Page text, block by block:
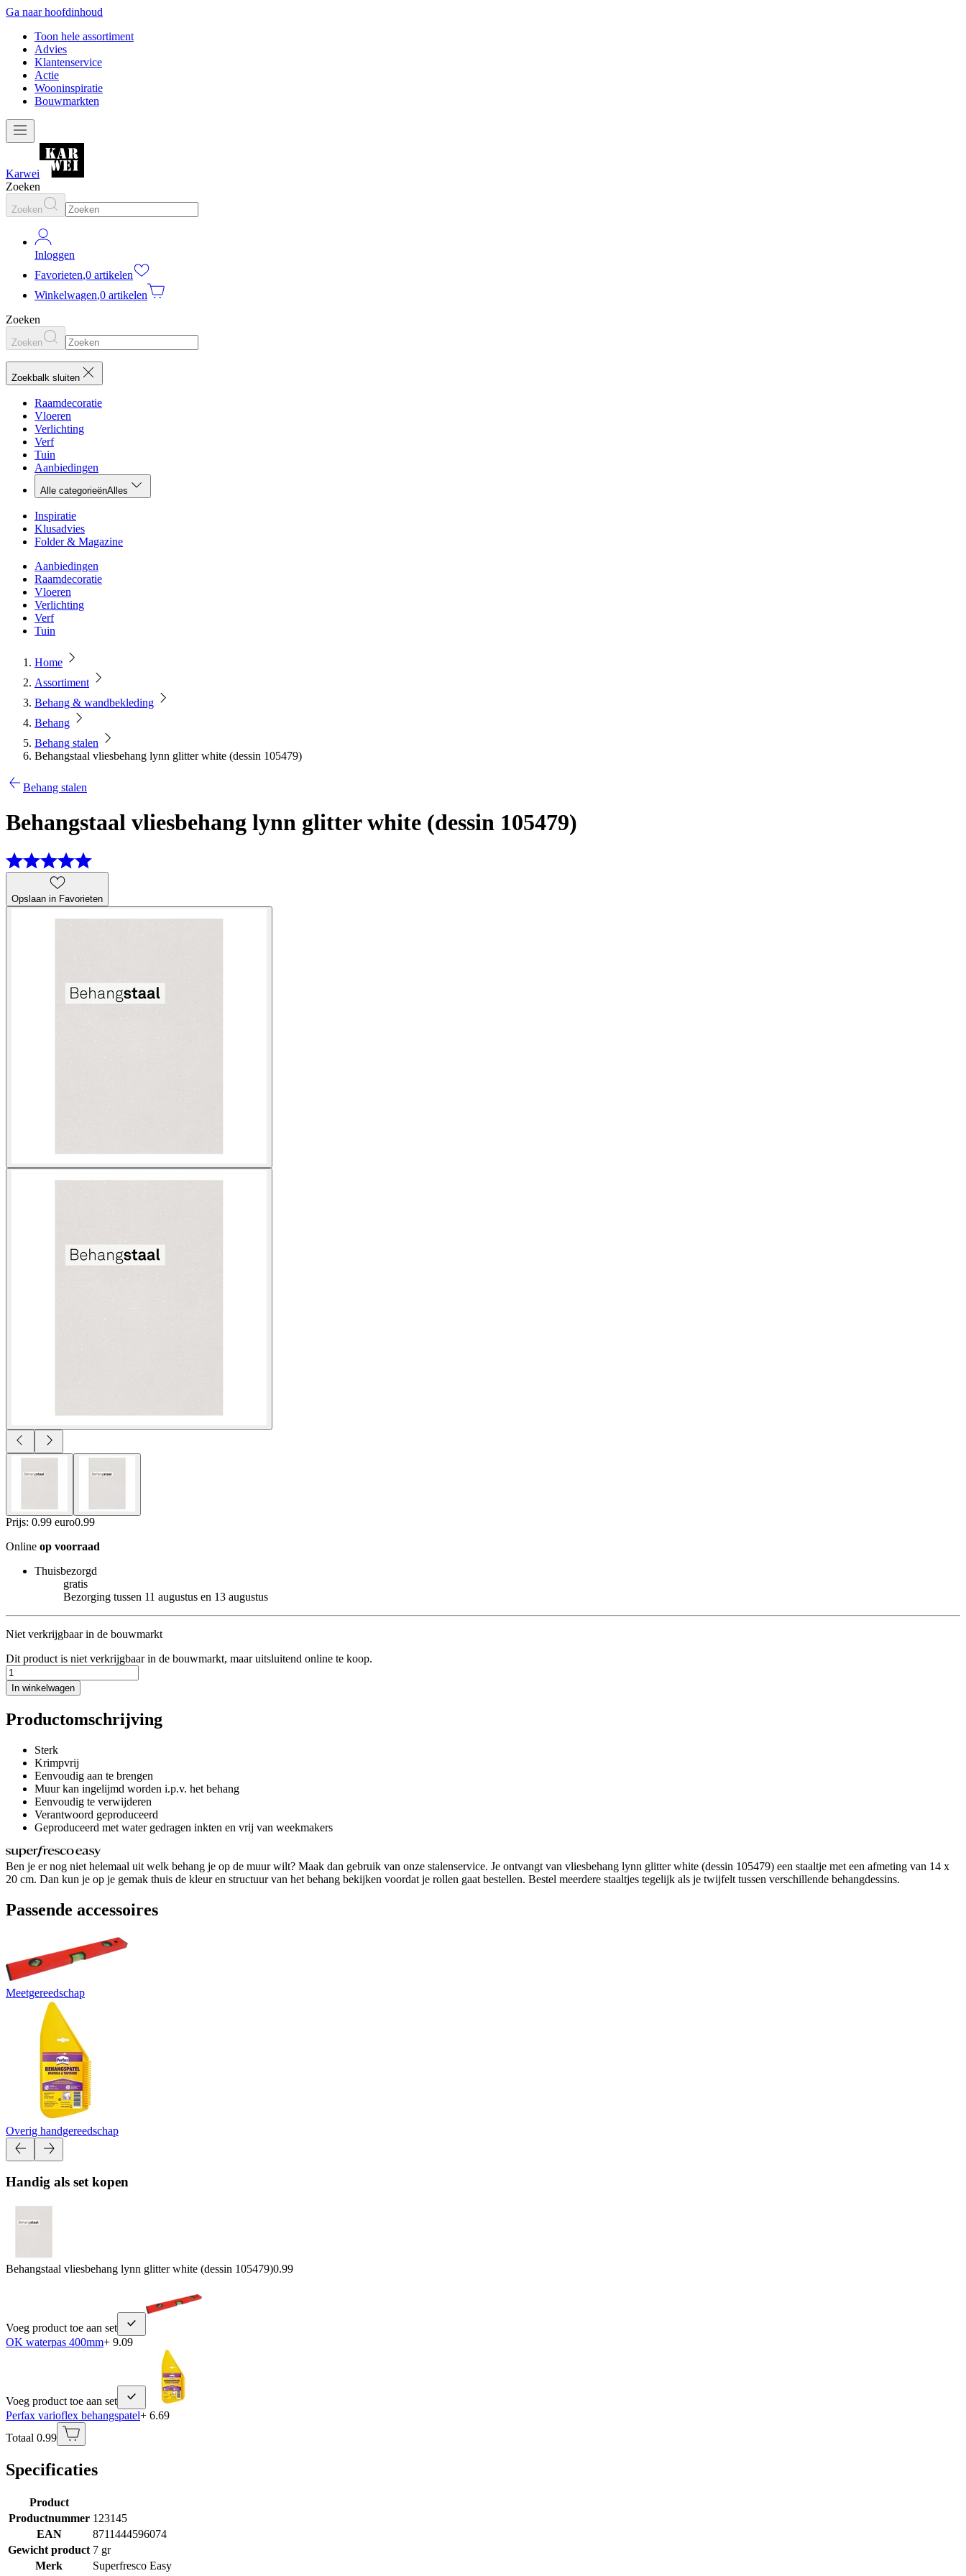
Ga naar hoofdinhoud
Toon hele assortiment
Advies
Klantenservice
Actie
Wooninspiratie
Bouwmarkten
Karwei
Zoeken
Zoeken
Inloggen
Favorieten,0 artikelen
Winkelwagen,0 artikelen
Zoeken
Zoeken
Zoekbalk sluiten
Raamdecoratie
Vloeren
Verlichting
Verf
Tuin
Aanbiedingen
Alle categorieënAlles
Inspiratie
Klusadvies
Folder & Magazine
Aanbiedingen
Raamdecoratie
Vloeren
Verlichting
Verf
Tuin
Home
Assortiment
Behang & wandbekleding
Behang
Behang stalen
Behangstaal vliesbehang lynn glitter white (dessin 105479)
Behang stalen
Behangstaal vliesbehang lynn glitter white (dessin 105479)
Opslaan in Favorieten
Prijs: 0.99 euro0.99
Online op voorraad
Thuisbezorgd
gratis
Bezorging tussen 11 augustus en 13 augustus
Niet verkrijgbaar in de bouwmarkt
Dit product is niet verkrijgbaar in de bouwmarkt, maar uitsluitend online te koop.
In winkelwagen
Productomschrijving
Sterk
Krimpvrij
Eenvoudig aan te brengen
Muur kan ingelijmd worden i.p.v. het behang
Eenvoudig te verwijderen
Verantwoord geproduceerd
Geproduceerd met water gedragen inkten en vrij van weekmakers
Ben je er nog niet helemaal uit welk behang je op de muur wilt? Maak dan gebruik van onze stalenservice. Je ontvangt van vliesbehang lynn glitter white (dessin 105479) een staaltje met een afmeting van 14 x
20 cm. Dan kun je op je gemak thuis de kleur en structuur van het behang bekijken voordat je rollen gaat bestellen. Bestel meerdere staaltjes tegelijk als je twijfelt tussen verschillende behangdessins.
Passende accessoires
Meetgereedschap
Overig handgereedschap
Handig als set kopen
Behangstaal vliesbehang lynn glitter white (dessin 105479)0.99
Voeg product toe aan set
OK waterpas 400mm+ 9.09
Voeg product toe aan set
Perfax varioflex behangspatel+ 6.69
Totaal 0.99
Specificaties
Product
Productnummer 123145
EAN
8711444596074
Gewicht product 7 gr
Merk
Superfresco Easy